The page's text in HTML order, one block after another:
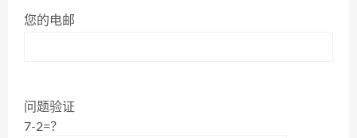
您的电邮
问题验证
7-2=？